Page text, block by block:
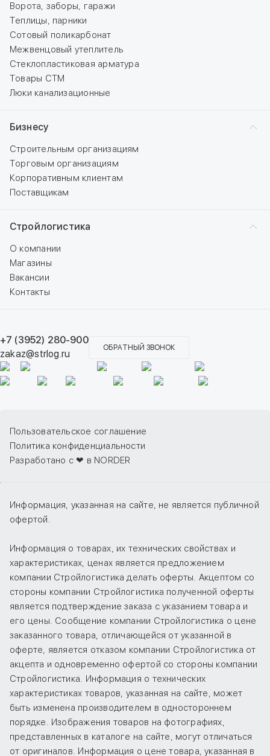
Ворота, заборы, гаражи
Теплицы, парники
Сотовый поликарбонат
Межвенцовый утеплитель
Стеклопластиковая арматура
Товары СТМ
Люки канализационные
Бизнесу
Строительным организациям
Торговым организациям
Корпоративным клиентам
Поставщикам
Стройлогистика
О компании
Магазины
Вакансии
Контакты
+7 (3952) 280-900
zakaz@strlog.ru
ОБРАТНЫЙ ЗВОНОК
Пользовательское соглашение
Политика конфиденциальности
Разработано с ❤ в NORDER
Информация, указанная на сайте, не является публичной
офертой.
Информация о товарах, их технических свойствах и
характеристиках, ценах является предложением
компании Стройлогистика делать оферты. Акцептом со
стороны компании Стройлогистика полученной оферты
является подтверждение заказа с указанием товара и
его цены. Сообщение компании Стройлогистика о цене
заказанного товара, отличающейся от указанной в
оферте, является отказом компании Стройлогистика от
акцепта и одновременно офертой со стороны компании
Стройлогистика. Информация о технических
характеристиках товаров, указанная на сайте, может
быть изменена производителем в одностороннем
порядке. Изображения товаров на фотографиях,
представленных в каталоге на сайте, могут отличаться
от оригиналов. Информация о цене товара, указанная в